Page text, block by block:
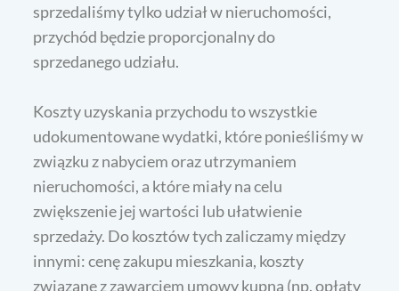
sprzedaliśmy tylko udział w nieruchomości,
przychód będzie proporcjonalny do
sprzedanego udziału.
Koszty uzyskania przychodu to wszystkie
udokumentowane wydatki, które ponieśliśmy w
związku z nabyciem oraz utrzymaniem
nieruchomości, a które miały na celu
zwiększenie jej wartości lub ułatwienie
sprzedaży. Do kosztów tych zaliczamy między
innymi: cenę zakupu mieszkania, koszty
związane z zawarciem umowy kupna (np. opłaty